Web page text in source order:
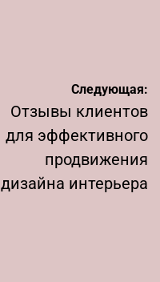
Следующая:
Отзывы клиентов
для эффективного
продвижения
дизайна интерьера